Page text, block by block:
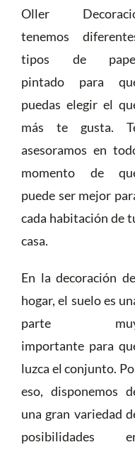
Oller
tenemos
tipos de
pintado para
puedas elegir el
más te gusta.
asesoramos en
momento de
puede ser mejor
cada habitación de
casa.
En la decoración
hogar, el suelo es
parte
importante para
luzca el conjunto.
eso, disponemos
una gran variedad
posibilidades